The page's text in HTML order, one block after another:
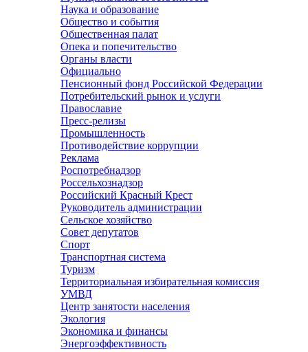
Наука и образование
Общество и события
Общественная палат
Опека и попечительство
Органы власти
Официально
Пенсионный фонд Российской Федерации
Потребительский рынок и услуги
Православие
Пресс-релизы
Промышленность
Противодействие коррупции
Реклама
Роспотребнадзор
Россельхознадзор
Российский Красный Крест
Руководитель администрации
Сельское хозяйство
Совет депутатов
Спорт
Транспортная система
Туризм
Территориальная избирательная комиссия
УМВД
Центр занятости населения
Экология
Экономика и финансы
Энергоэффективность